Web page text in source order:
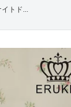
トド...